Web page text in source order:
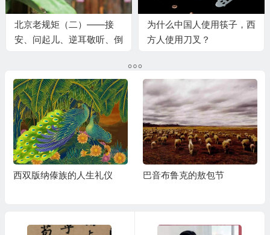
北京老规矩（二）——接
安、问起儿、逆耳敬听、倒
为什么中国人使用筷子，西
方人使用刀叉？
西双版纳傣族的人生礼仪 巴音布鲁克的敖包节